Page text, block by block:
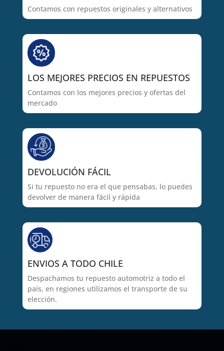
Contamos con repuestos originales y alternativos
LOS MEJORES PRECIOS EN REPUESTOS
Contamos con los mejores precios y ofertas del
mercado
DEVOLUCIÓN FÁCIL
Si tu repuesto no era el que pensabas, lo puedes
devolver de manera fácil y rápida
ENVIOS A TODO CHILE
Despachamos tu repuesto automotriz a todo el
país, en regiones utilizamos el transporte de su
elección.